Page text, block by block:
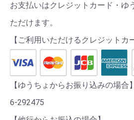
お支払いはクレジットカード・ゆ
ただけます。
【ご利用いただけるクレジットカ
【ゆうちょからお振り込みの場
6-292475